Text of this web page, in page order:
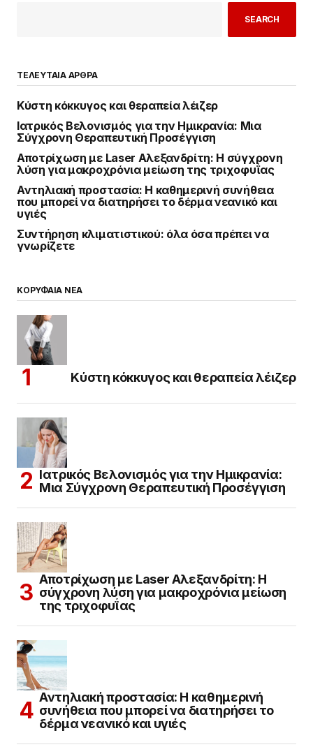
SEARCH
ΤΕΛΕΥΤΑΙΑ ΑΡΘΡΑ
Κύστη κόκκυγος και θεραπεία λέιζερ
Ιατρικός Βελονισμός για την Ημικρανία: Μια
Σύγχρονη Θεραπευτική Προσέγγιση
Αποτρίχωση με Laser Αλεξανδρίτη: Η σύγχρονη
λύση για μακροχρόνια μείωση της τριχοφυΐας
Αντηλιακή προστασία: Η καθημερινή συνήθεια
που μπορεί να διατηρήσει το δέρμα νεανικό και
υγιές
Συντήρηση κλιματιστικού: όλα όσα πρέπει να
γνωρίζετε
ΚΟΡΥΦΑΙΑ ΝΕΑ
Κύστη κόκκυγος και θεραπεία λέιζερ
Ιατρικός Βελονισμός για την Ημικρανία:
Μια Σύγχρονη Θεραπευτική Προσέγγιση
Αποτρίχωση με Laser Αλεξανδρίτη: Η
σύγχρονη λύση για μακροχρόνια μείωση
της τριχοφυΐας
Αντηλιακή προστασία: Η καθημερινή
συνήθεια που μπορεί να διατηρήσει το
δέρμα νεανικό και υγιές